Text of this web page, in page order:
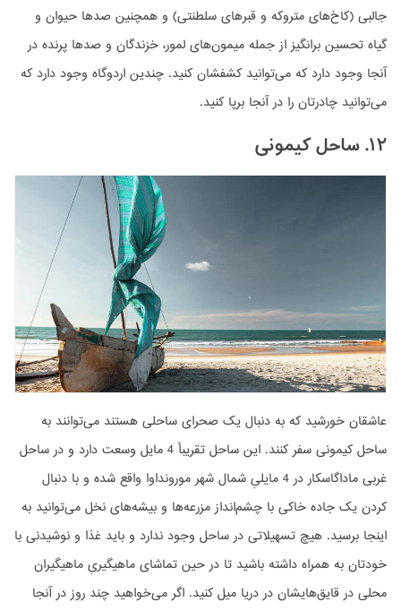
جالبی (کاخ‌های متروکه و قبرهای سلطنتی) و همچنین صدها حیوان و
گیاه تحسین برانگیز از جمله میمون‌های لمور، خزندگان و صدها پرنده در
آنجا وجود دارد که می‌توانید کشفشان کنید. چندین اردوگاه وجود دارد که
می‌توانید چادرتان را در آنجا برپا کنید.
۱۲. ساحل کیمونی
عاشقان خورشید که به دنبال یک صحرای ساحلی هستند می‌توانند به
ساحل کیمونی سفر کنند. این ساحل تقریبأ 4 مایل وسعت دارد و در ساحل
غربی ماداگاسکار در 4 مایلیِ شمال شهر مورونداوا واقع شده و با دنبال
کردن یک جاده خاکی با چشم‌انداز مزرعه‌ها و بیشه‌های نخل می‌توانید به
اینجا برسید. هیچ تسهیلاتی در ساحل وجود ندارد و باید غذا و نوشیدنی با
خودتان به همراه داشته باشید تا در حین تماشای ماهیگیریِ ماهیگیران
محلی در قایق‌هایشان در دریا میل کنید. اگر می‌خواهید چند روز در آنجا